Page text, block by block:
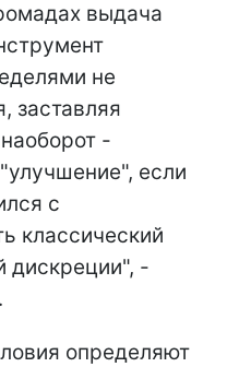
выдача
не
заставляя
-
если
с
классический
дискреции", -
определяют